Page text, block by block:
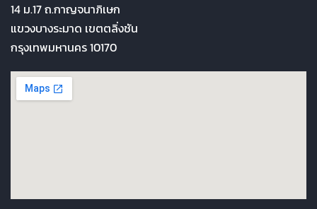
14 ม.17 ถ.กาญจนาภิเษก
แขวงบางระมาด เขตตลิ่งชัน
กรุงเทพมหานคร 10170